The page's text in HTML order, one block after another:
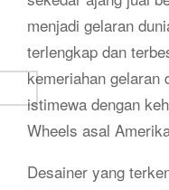
menjadi gelaran
terlengkap dan
kemeriahan gelaran
istimewa dengan
Wheels asal
Desainer yang